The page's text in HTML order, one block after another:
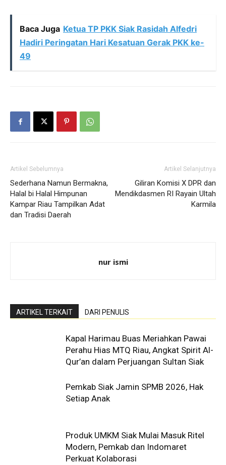
Baca Juga Ketua TP PKK Siak Rasidah Alfedri
Hadiri Peringatan Hari Kesatuan Gerak PKK ke-
49
Artikel Sebelumnya
Sederhana Namun Bermakna,
Halal bi Halal Himpunan
Kampar Riau Tampilkan Adat
dan Tradisi Daerah
Artikel Selanjutnya
Giliran Komisi X DPR dan
Mendikdasmen RI Rayain Ultah
Karmila
nur ismi
ARTIKEL TERKAIT DARI PENULIS
Kapal Harimau Buas Meriahkan Pawai
Perahu Hias MTQ Riau, Angkat Spirit Al-
Qur’an dalam Perjuangan Sultan Siak
Pemkab Siak Jamin SPMB 2026, Hak
Setiap Anak
Produk UMKM Siak Mulai Masuk Ritel
Modern, Pemkab dan Indomaret
Perkuat Kolaborasi